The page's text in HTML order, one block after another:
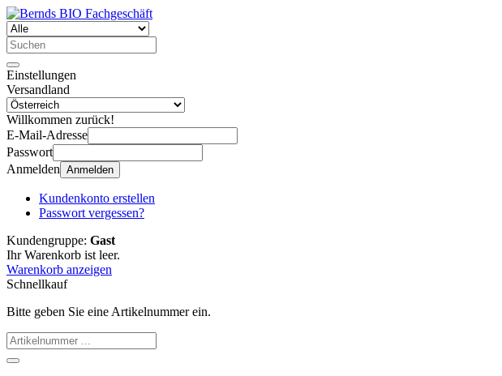
Einstellungen
Versandland
Willkommen zurück!
E-Mail-Adresse
Passwort
Anmelden Anmelden
Kundenkonto erstellen
Passwort vergessen?
Kundengruppe: Gast
Ihr Warenkorb ist leer.
Warenkorb anzeigen
Schnellkauf
Bitte geben Sie eine Artikelnummer ein.